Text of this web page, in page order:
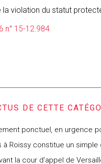
la violation du statut
n° 15-12.984
ponctuel, en urgence
à Roissy constitue un
la cour d’appel de